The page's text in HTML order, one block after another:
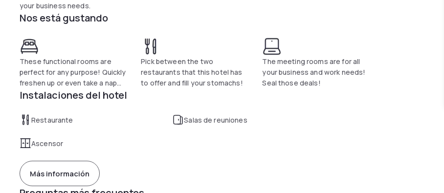
your business needs.
Nos está gustando
These functional rooms are
perfect for any purpose! Quickly
freshen up or even take a nap...
Pick between the two
restaurants that this hotel has
to offer and fill your stomachs!
The meeting rooms are for all
your business and work needs!
Seal those deals!
Instalaciones del hotel
Restaurante Salas de reuniones
Ascensor
Más información